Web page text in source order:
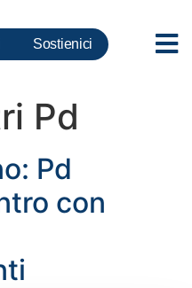
Sostienici
Pd
Pd
con